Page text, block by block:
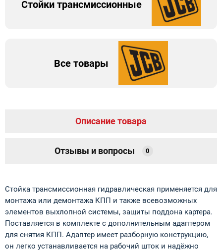
Стойки трансмиссионные
Все товары
Описание товара
Отзывы и вопросы 0
Стойка трансмиссионная гидравлическая применяется для
монтажа или демонтажа КПП и также всевозможных
элементов выхлопной системы, защиты поддона картера.
Поставляется в комплекте с дополнительным адаптером
для снятия КПП. Адаптер имеет разборную конструкцию,
он легко устанавливается на рабочий шток и надёжно